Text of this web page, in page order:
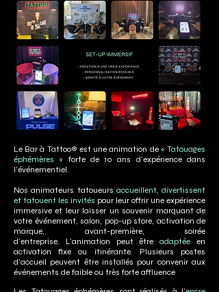
Le Bar à Tattoo® est une animation de « Tatouages
éphémères » forte de 10 ans d’expérience dans
l’événementiel.
Nos animateurs tatoueurs accueillent, divertissent
et tatouent les invités pour leur offrir une expérience
immersive et leur laisser un souvenir marquant de
votre événement, salon, pop-up store, activation de
marque, avant-première, soirée
d’entreprise. L’animation peut êtreadaptée en
activation fixe ou itinérante. Plusieurs postes
d'accueil peuvent être installés pour convenir aux
événements de faible ou très forte affluence